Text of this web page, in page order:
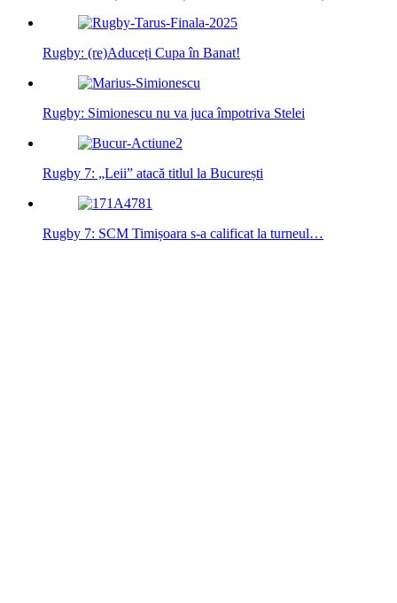
Rugby: (re)Aduceți Cupa în Banat!
Rugby: Simionescu nu va juca împotriva Stelei
Rugby 7: „Leii” atacă titlul la București
Rugby 7: SCM Timișoara s-a calificat la turneul…